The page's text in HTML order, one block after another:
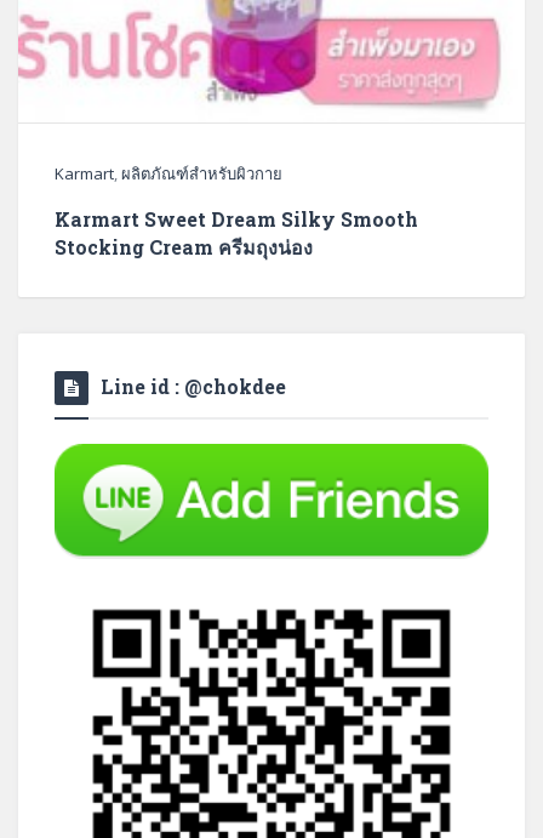
Karmart,ผลิตภัณฑ์สำหรับผิวกาย
Karmart Sweet Dream Silky Smooth
Stocking Cream ครีมถุงน่อง
Line id : @chokdee